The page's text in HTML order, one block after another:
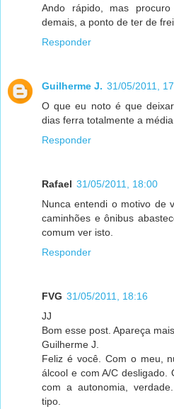
Ando rápido, mas
demais, a ponto de ter de
Responder
Guilherme J. 31/05/2011,
O que eu noto é que
dias ferra totalmente a
Responder
Rafael 31/05/2011, 18:00
Nunca entendi o motivo de
caminhões e ônibus
comum ver isto.
Responder
FVG 31/05/2011, 18:16
JJ
Bom esse post. Apareça
Guilherme J.
Feliz é você. Com o meu,
álcool e com A/C
com a autonomia,
tipo.